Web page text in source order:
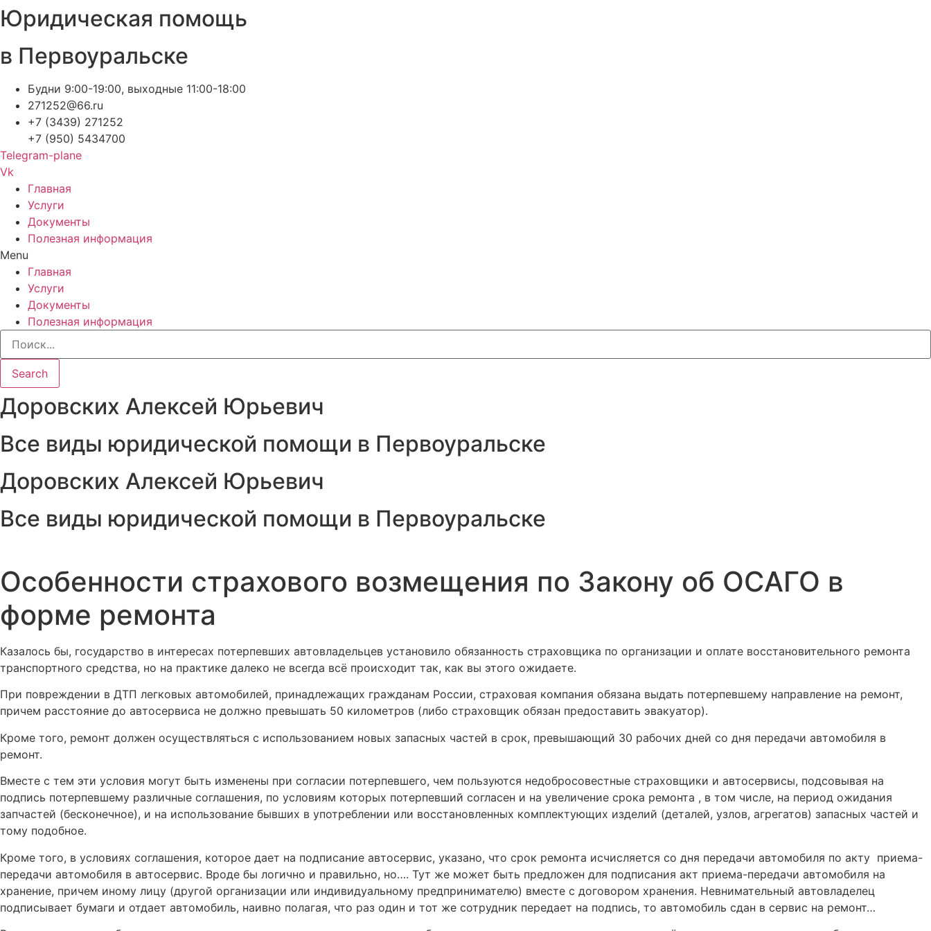
Перейти
к
содержимому
Юридическая помощь
в Первоуральске
Будни 9:00-19:00, выходные 11:00-18:00
271252@66.ru
+7 (3439) 271252
+7 (950) 5434700
Telegram-plane
Vk
Главная
Услуги
Документы
Полезная информация
Menu
Главная
Услуги
Документы
Полезная информация
Search
Доровских Алексей Юрьевич
Все виды юридической помощи в Первоуральске
Доровских Алексей Юрьевич
Все виды юридической помощи в Первоуральске
Особенности страхового возмещения по Закону об ОСАГО в
форме ремонта
Казалось бы, государство в интересах потерпевших автовладельцев установило обязанность страховщика по организации и оплате восстановительного ремонта
транспортного средства, но на практике далеко не всегда всё происходит так, как вы этого ожидаете.
При повреждении в ДТП легковых автомобилей, принадлежащих гражданам России, страховая компания обязана выдать потерпевшему направление на ремонт,
причем расстояние до автосервиса не должно превышать 50 километров (либо страховщик обязан предоставить эвакуатор).
Кроме того, ремонт должен осуществляться с использованием новых запасных частей в срок, превышающий 30 рабочих дней со дня передачи автомобиля в
ремонт.
Вместе с тем эти условия могут быть изменены при согласии потерпевшего, чем пользуются недобросовестные страховщики и автосервисы, подсовывая на
подпись потерпевшему различные соглашения, по условиям которых потерпевший согласен и на увеличение срока ремонта , в том числе, на период ожидания
запчастей (бесконечное), и на использование бывших в употреблении или восстановленных комплектующих изделий (деталей, узлов, агрегатов) запасных частей и
тому подобное.
Кроме того, в условиях соглашения, которое дает на подписание автосервис, указано, что срок ремонта исчисляется со дня передачи автомобиля по акту приема-
передачи автомобиля в автосервис. Вроде бы логично и правильно, но…. Тут же может быть предложен для подписания акт приема-передачи автомобиля на
хранение, причем иному лицу (другой организации или индивидуальному предпринимателю) вместе с договором хранения. Невнимательный автовладелец
подписывает бумаги и отдает автомобиль, наивно полагая, что раз один и тот же сотрудник передает на подпись, то автомобиль сдан в сервис на ремонт…